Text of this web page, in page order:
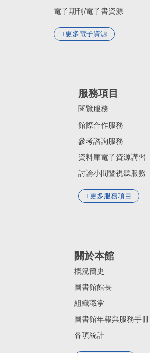
電子期刊/電子書資源
更多電子資源
服務項目
閱覽服務
館際合作服務
參考諮詢服務
資料庫電子資源講習
討論小間暨視聽服務
更多服務項目
關於本館
概況簡史
圖書館館長
組織職掌
圖書館年報與服務手冊
各項統計